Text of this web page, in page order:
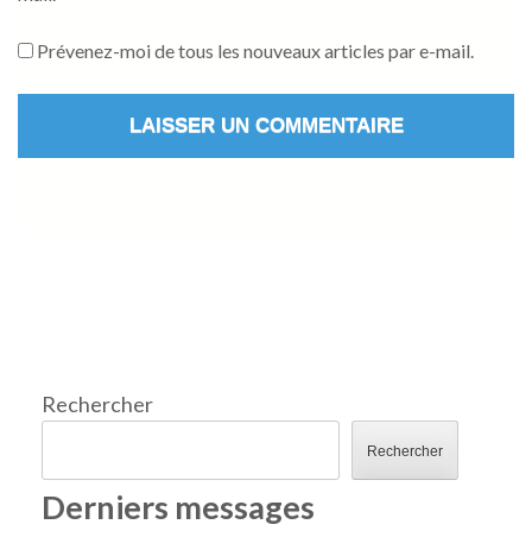
Prévenez-moi de tous les nouveaux articles par e-mail.
Rechercher
Rechercher
Derniers messages